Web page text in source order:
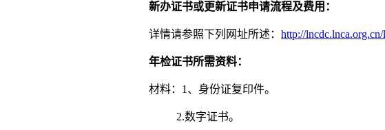
新办证书或更新证书申请流程及费用：
详情请参照下列网址所述： http://
年检证书所需资料：
材料：1、身份证复印件。
2.数字证书。